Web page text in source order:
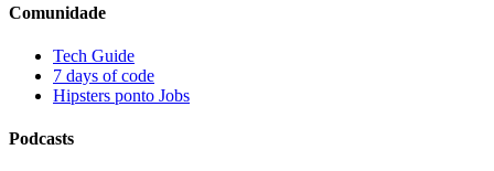
Comunidade
Tech Guide
7 days of code
Hipsters ponto Jobs
Podcasts